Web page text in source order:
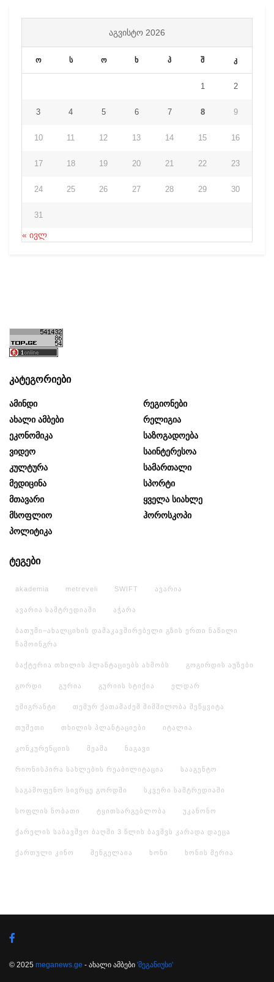
ᲐᲒᲕᲘᲡᲢᲝ 2026
ო ს ო ხ პ შ კ
1 2
3 4 5 6 7 8 9
10 11 12 13 14 15 16
17 18 19 20 21 22 23
24 25 26 27 28 29 30
31
« ივლ
კატეგორიები
Ამინდი
Ახალი Ამბები
Ეკონომიკა
Ვიდეო
Კულტურა
Მედიცინა
Მთავარი
Მსოფლიო
Პოლიტიკა
Რეგიონები
Რელიგია
Საზოგადოება
Საინტერესოა
Სამართალი
Სპორტი
Ყველა Სიახლე
Ჰოროსკოპი
ტეგები
akademia metreveli SWIFT ავარია
ავარია სამტრედიაში აჭარა
ბათუმი–ახალციხის დამაკავშირებელი გზის ერთი ნაწილი
ჩამოინგრა
ბაქტერია თხილის პლანტაციებს ახმობს გოგირდის აუზები
გორდი გურია გურიის სტიქია ელდარ
ემიგრანტი თემურ ქათამაძემ შიმშილობა შეწყვიტა
თუშეთი თხილის პლანტაციები იტალია
კონკურენციის მეამა ნაგავი
რიონისპირა სახლების რეაბილიტაცია სააგენტო
საგამოფენო სივრცე გორდში სკვერი სამტრედიაში
სოფლის ნობათი ტყითსარგებლობა უკანონო
ქარელის საბავშვო ბაღში 3 წლის ბავშვს კარადა დაეცა
ქართული კინო შენგელაია ხონი ხონის მერია
© 2025 meganews.ge - ახალი ამბები 'მეგანიუსი'